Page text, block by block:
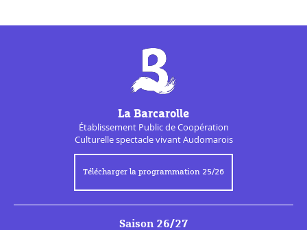
La Barcarolle
Établissement Public deCoopération
Culturellespectacle vivant Audomarois
Télécharger la programmation 25/26
Saison 26/27